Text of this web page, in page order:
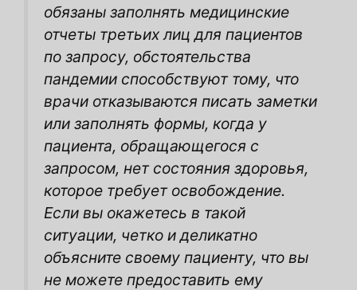
обязаны заполнять медицинские
отчеты третьих лиц для пациентов
по запросу, обстоятельства
пандемии способствуют тому, что
врачи отказываются писать заметки
или заполнять формы, когда у
пациента, обращающегося с
запросом, нет состояния здоровья,
которое требует освобождение.
Если вы окажетесь в такой
ситуации, четко и деликатно
объясните своему пациенту, что вы
не можете предоставить ему